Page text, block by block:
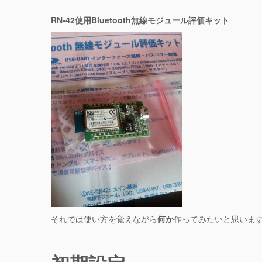
RN-42使用Bluetooth無線モジュール評価キット
それでは使い方を覚えながら何か作ってみたいと思いま